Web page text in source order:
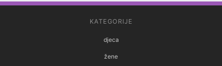
KATEGORIJE
djeca
žene